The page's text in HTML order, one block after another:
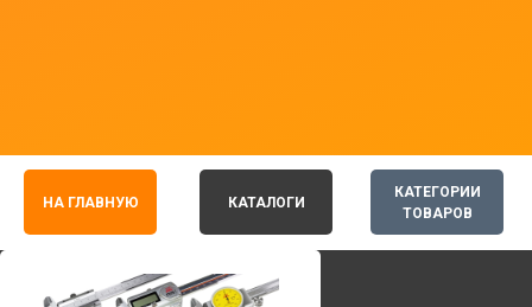
КАТЕГОРИИ
ТОВАРОВ
НА ГЛАВНУЮ КАТАЛОГИ